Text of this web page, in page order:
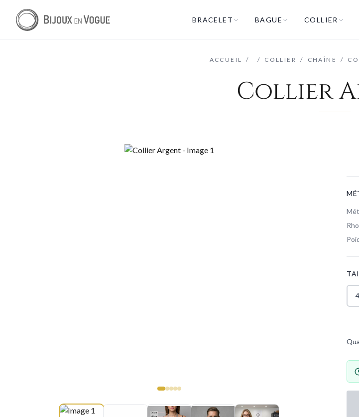
BRACELET BAGUE COLLIER
ACCUEIL / / COLLIER / CHAÎNE /
Collier